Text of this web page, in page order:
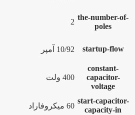
the-number-of-
poles
2
startup-flow 10/92 آمپر
constant-
capacitor-
voltage
400 ولت
start-capacitor-
capacity-in
60 میکروفاراد